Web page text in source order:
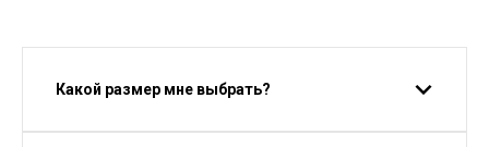
Какой размер мне выбрать?